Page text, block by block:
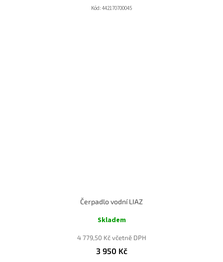
Kód: 442170700045
Čerpadlo vodní LIAZ
Skladem
4 779,50 Kč včetně DPH
3 950 Kč